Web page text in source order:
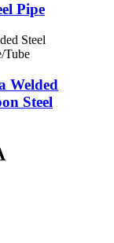
Pipe
Welded
Steel